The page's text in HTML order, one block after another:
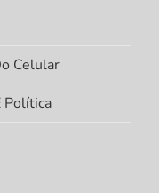
Celular
Política